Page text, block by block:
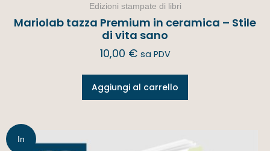
Edizioni stampate di libri
Mariolab tazza Premium in ceramica – Stile
di vita sano
10,00 € sa PDV
Aggiungi al carrello
In